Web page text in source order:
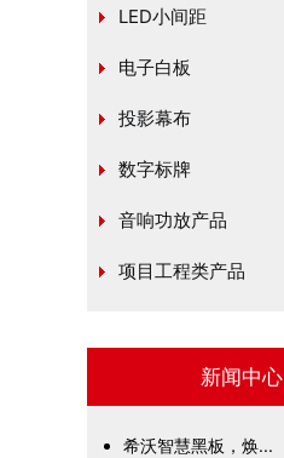
LED小间距
电子白板
投影幕布
数字标牌
音响功放产品
项目工程类产品
新闻中心
希沃智慧黑板，焕...